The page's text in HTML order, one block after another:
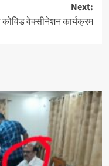
Next:
कोविड वेक्सीनेशन कार्यक्रम